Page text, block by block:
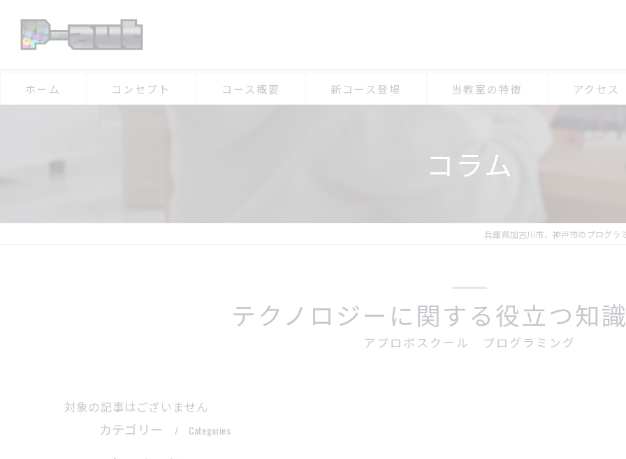
ホーム コンセプト コース概要 新コース登場 当教室の特徴
体験
オンライン
アクセス
プログラミ
コラム
兵庫県加古川市、神戸市のプログラ
テクノロジーに関する役立つ知
アプロボスクール プログラミング
対象の記事はございません
カテゴリー Categories